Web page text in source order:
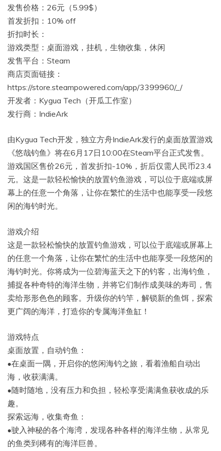
发售价格：26元（5.99$）
首发折扣：10% off
折扣时长：
游戏类型：桌面游戏，挂机，生物收集，休闲
发售平台：Steam
商店页面链接：
https://store.steampowered.com/app/3399960/_/
开发者：Kygua Tech（开瓜工作室）
发行商：IndieArk
由Kygua Tech开发，独立方舟IndieArk发行的桌面放置游戏
《悠哉钓鱼》将在6月17日10:00在Steam平台正式发售。
游戏国区售价26元，首发折扣-10%，折后仅需人民币23.4
元。这是一款轻松愉快的放置钓鱼游戏，可以位于底端或屏
幕上的任意一个角落，让你在繁忙的生活中也能享受一段悠
闲的海钓时光。
游戏介绍
这是一款轻松愉快的放置钓鱼游戏，可以位于底端或屏幕上
的任意一个角落，让你在繁忙的生活中也能享受一段悠闲的
海钓时光。你将成为一位碧海蓝天之下的钓客，出海钓鱼，
捕捉各种奇特的海洋生物，并将它们制作成美味的寿司，售
卖给形形色色的顾客。升级你的钓竿，解锁新的鱼饵，探索
更广阔的海洋，打造你的专属海洋鱼缸！
游戏特点
桌面放置，自动钓鱼：
•在桌面一隅，开启你的悠闲海钓之旅，看着渔船自动出
海，收获满满。
•随时随地，没有压力和负担，轻松享受满满鱼获收成的乐
趣。
探索远海，收集奇鱼：
•驶入神秘的各个海湾，发现各种各样的海洋生物，从常见
的鱼类到稀有的海洋巨兽。